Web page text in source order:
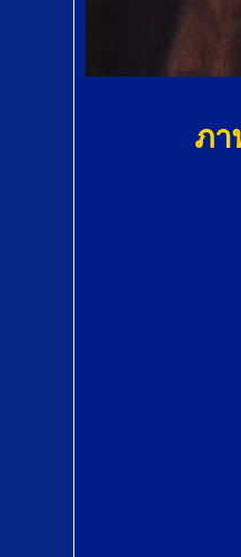
by
ภา